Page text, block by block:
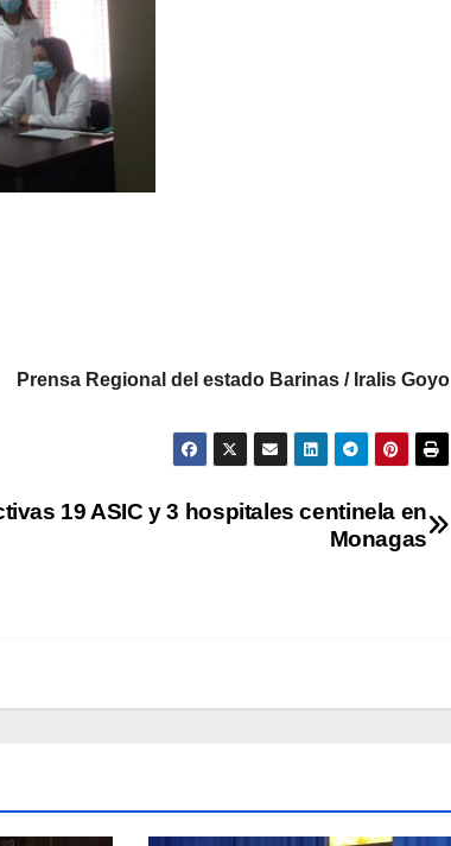
Prensa Regional del estado Barinas / Iralis Goyo
19 ASIC y 3 hospitales centinela en
Monagas